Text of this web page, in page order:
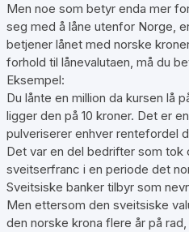
Men noe som betyr enda mer
seg med å låne utenfor Norge,
betjener lånet med norske
forhold til lånevalutaen, må du
Eksempel:
Du lånte en million da kursen lå
ligger den på 10 kroner. Det er
pulveriserer enhver rentefordel
Det var en del bedrifter som tok
sveitserfranc i en periode det
Sveitsiske banker tilbyr som
Men ettersom den sveitsiske
den norske krona flere år på